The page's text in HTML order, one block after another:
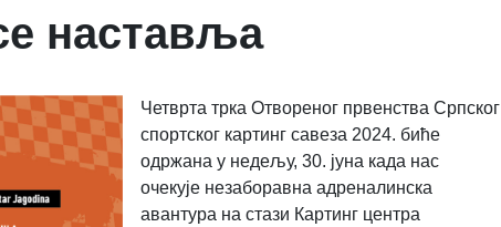
наставља
Четврта трка Отвореног првенства Српског
спортског картинг савеза 2024. биће
одржана у недељу, 30. јуна када нас
очекује незаборавна адреналинска
авантура на стази Картинг центра